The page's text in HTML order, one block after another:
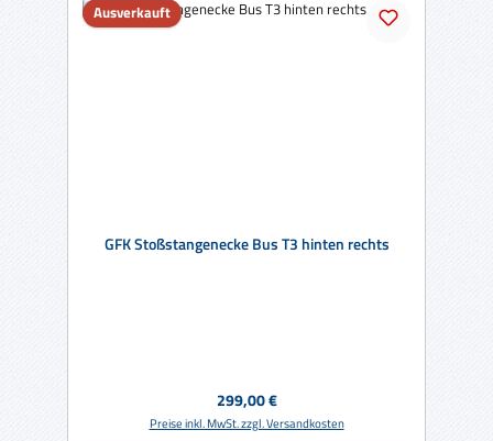
Ausverkauft
GFK Stoßstangenecke Bus T3 hinten rechts
Regulärer Preis:
299,00 €
Preise inkl. MwSt. zzgl. Versandkosten